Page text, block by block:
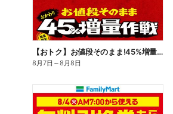
【おトク】お値段そのまま!45%増量作戦!
8月7日 ～8月8日